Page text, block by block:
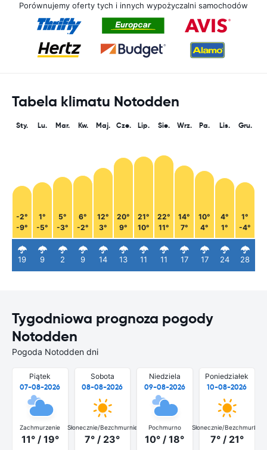
Porównujemy oferty tych i innych wypożyczalni samochodów
Tabela klimatu Notodden
Sty.
-2°
-9°
19
Lu.
1°
-5°
9
Mar.
5°
-3°
2
Kw.
6°
-2°
9
Maj.
12°
3°
14
Cze.
20°
9°
13
Lip.
21°
10°
11
Sie.
22°
11°
11
Wrz.
14°
7°
17
Pa.
10°
4°
17
Lis.
4°
1°
24
Gru.
1°
-4°
28
Tygodniowa prognoza pogody
Notodden
Pogoda Notodden dni
Piątek
07-08-2026
Zachmurzenie
11° / 19°
Sobota
08-08-2026
Słonecznie/Bezchmurnie
7° / 23°
Niedziela
09-08-2026
Pochmurno
10° / 18°
Poniedziałek
10-08-2026
Słonecznie/Bezchmurnie
7° / 21°